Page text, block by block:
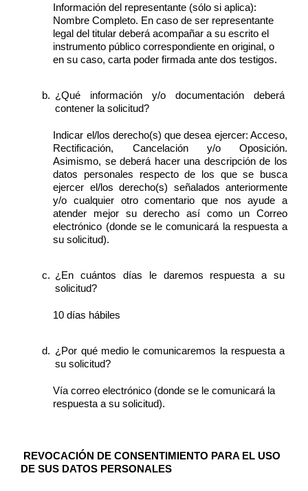
Información del representante (sólo si aplica):
Nombre Completo. En caso de ser representante
legal del titular deberá acompañar a su escrito el
instrumento público correspondiente en original, o
en su caso, carta poder firmada ante dos testigos.
¿Qué información y/o documentación deberá
contener la solicitud?
Indicar el/los derecho(s) que desea ejercer: Acceso,
Rectificación, Cancelación y/o Oposición.
Asimismo, se deberá hacer una descripción de los
datos personales respecto de los que se busca
ejercer el/los derecho(s) señalados anteriormente
y/o cualquier otro comentario que nos ayude a
atender mejor su derecho así como un Correo
electrónico (donde se le comunicará la respuesta a
su solicitud).
¿En cuántos días le daremos respuesta a su
solicitud?
10 días hábiles
¿Por qué medio le comunicaremos la respuesta a
su solicitud?
Vía correo electrónico (donde se le comunicará la
respuesta a su solicitud).
REVOCACIÓN DE CONSENTIMIENTO PARA EL USO
DE SUS DATOS PERSONALES